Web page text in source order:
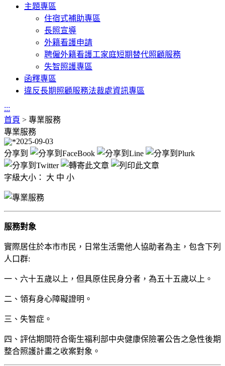
主題專區
住宿式補助專區
長照宣導
外籍看護申請
聘僱外籍看護工家庭短期替代照顧服務
失智照護專區
函釋專區
違反長期照顧服務法裁處資訊專區
:::
首頁 > 專業服務
專業服務
2025-09-03
分享到
字級大小： 大 中 小
服務對象
實際居住於本市市民，日常生活需他人協助者為主，包含下列
人口群:
一、六十五歲以上，但具原住民身分者，為五十五歲以上。
二、領有身心障礙證明。
三、失智症。
四、評估期間符合衛生福利部中央健康保險署公告之急性後期
整合照護計畫之收案對象。